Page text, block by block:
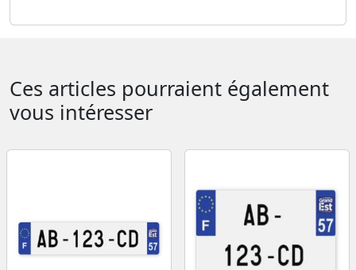
Ces articles pourraient également
vous intéresser